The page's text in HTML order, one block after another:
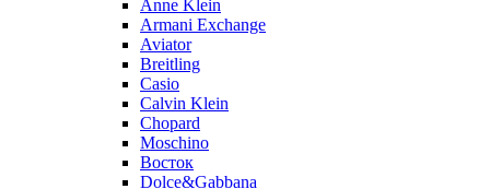
Anne Klein
Armani Exchange
Aviator
Breitling
Casio
Calvin Klein
Chopard
Moschino
Восток
Dolce&Gabbana